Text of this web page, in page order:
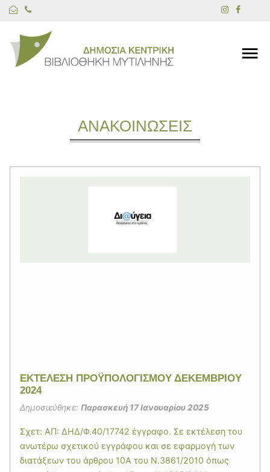
ΑΝΑΚΟΙΝΩΣΕΙΣ
ΕΚΤΕΛΕΣΗ ΠΡΟΫΠΟΛΟΓΙΣΜΟΥ ΔΕΚΕΜΒΡΙΟΥ
2024
Δημοσιεύθηκε: Παρασκευή 17 Ιανουαρίου 2025
Σχετ: ΑΠ: ΔΗΔ/Φ.40/17742 έγγραφο. Σε εκτέλεση του
ανωτέρω σχετικού εγγράφου και σε εφαρμογή των
διατάξεων του άρθρου 10Α του Ν.3861/2010 όπως